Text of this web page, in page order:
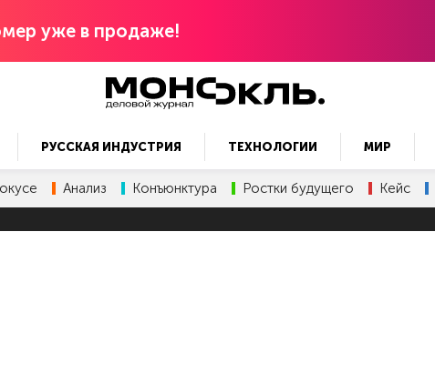
уже в продаже!
РУССКАЯ ИНДУСТРИЯ ТЕХНОЛОГИИ МИР
Анализ Конъюнктура Ростки будущего Кейс